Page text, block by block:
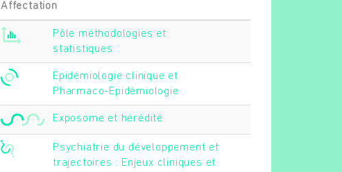
Affectation
Pôle méthodologies et
statistiques
Épidémiologie clinique et
Pharmaco-Epidémiologie
Exposome et hérédité
Psychiatrie du développement et
trajectoires : Enjeux cliniques et